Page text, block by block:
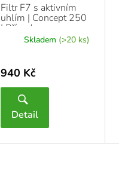
Filtr F7 s aktivním
uhlím | Concept 250
| Přívod
Skladem (>20 ks)
940 Kč
Detail